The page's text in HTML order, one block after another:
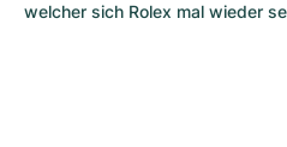
welcher sich Rolex mal wieder